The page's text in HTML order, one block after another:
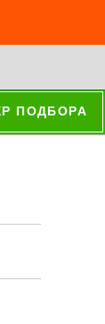
ПОДБОРА